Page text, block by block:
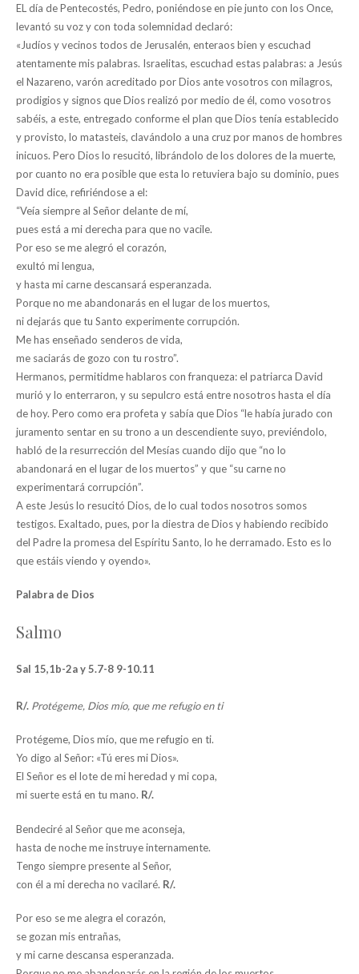
EL día de Pentecostés, Pedro, poniéndose en pie junto con los Once,
levantó su voz y con toda solemnidad declaró:
«Judíos y vecinos todos de Jerusalén, enteraos bien y escuchad
atentamente mis palabras. Israelitas, escuchad estas palabras: a Jesús
el Nazareno, varón acreditado por Dios ante vosotros con milagros,
prodigios y signos que Dios realizó por medio de él, como vosotros
sabéis, a este, entregado conforme el plan que Dios tenía establecido
y provisto, lo matasteis, clavándolo a una cruz por manos de hombres
inicuos. Pero Dios lo resucitó, librándolo de los dolores de la muerte,
por cuanto no era posible que esta lo retuviera bajo su dominio, pues
David dice, refiriéndose a el:
“Veía siempre al Señor delante de mí,
pues está a mi derecha para que no vacile.
Por eso se me alegró el corazón,
exultó mi lengua,
y hasta mi carne descansará esperanzada.
Porque no me abandonarás en el lugar de los muertos,
ni dejarás que tu Santo experimente corrupción.
Me has enseñado senderos de vida,
me saciarás de gozo con tu rostro”.
Hermanos, permitidme hablaros con franqueza: el patriarca David
murió y lo enterraron, y su sepulcro está entre nosotros hasta el día
de hoy. Pero como era profeta y sabía que Dios “le había jurado con
juramento sentar en su trono a un descendiente suyo, previéndolo,
habló de la resurrección del Mesías cuando dijo que “no lo
abandonará en el lugar de los muertos” y que “su carne no
experimentará corrupción”.
A este Jesús lo resucitó Dios, de lo cual todos nosotros somos
testigos. Exaltado, pues, por la diestra de Dios y habiendo recibido
del Padre la promesa del Espíritu Santo, lo he derramado. Esto es lo
que estáis viendo y oyendo».
Palabra de Dios
Salmo
Sal 15,1b-2a y 5.7-8 9-10.11
R/. Protégeme, Dios mío, que me refugio en ti
Protégeme, Dios mío, que me refugio en ti.
Yo digo al Señor: «Tú eres mi Dios».
El Señor es el lote de mi heredad y mi copa,
mi suerte está en tu mano. R/.
Bendeciré al Señor que me aconseja,
hasta de noche me instruye internamente.
Tengo siempre presente al Señor,
con él a mi derecha no vacilaré. R/.
Por eso se me alegra el corazón,
se gozan mis entrañas,
y mi carne descansa esperanzada.